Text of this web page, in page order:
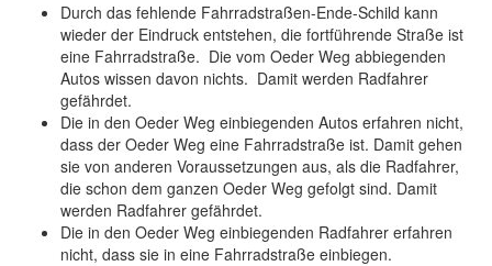
Durch das fehlende Fahrradstraßen-Ende-Schild kann
wieder der Eindruck entstehen, die fortführende Straße ist
eine Fahrradstraße. Die vom Oeder Weg abbiegenden
Autos wissen davon nichts. Damit werden Radfahrer
gefährdet.
Die in den Oeder Weg einbiegenden Autos erfahren nicht,
dass der Oeder Weg eine Fahrradstraße ist. Damit gehen
sie von anderen Voraussetzungen aus, als die Radfahrer,
die schon dem ganzen Oeder Weg gefolgt sind. Damit
werden Radfahrer gefährdet.
Die in den Oeder Weg einbiegenden Radfahrer erfahren
nicht, dass sie in eine Fahrradstraße einbiegen.